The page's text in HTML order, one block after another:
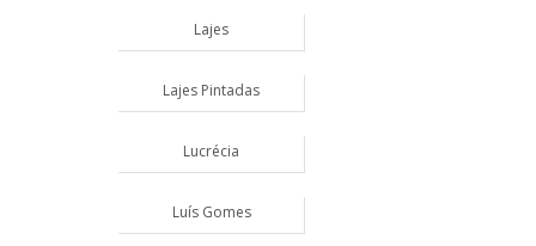
Lajes
Lajes Pintadas
Lucrécia
Luís Gomes